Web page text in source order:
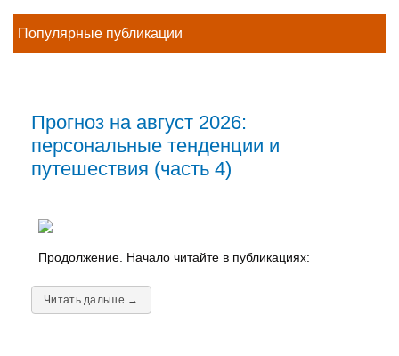
Популярные публикации
Прогноз на август 2026:
персональные тенденции и
путешествия (часть 4)
Продолжение. Начало читайте в публикациях:
Читать дальше →